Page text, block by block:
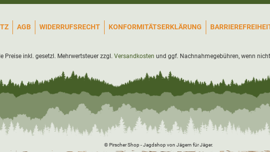
AGB WIDERRUFSRECHT KONFORMITÄTSERKLÄRUNG
Preise inkl. gesetzl. Mehrwertsteuer zzgl. Versandkosten und ggf. Nachnahmegebühren, wenn
© Pirscher Shop - Jagdshop von Jägern für Jäger.